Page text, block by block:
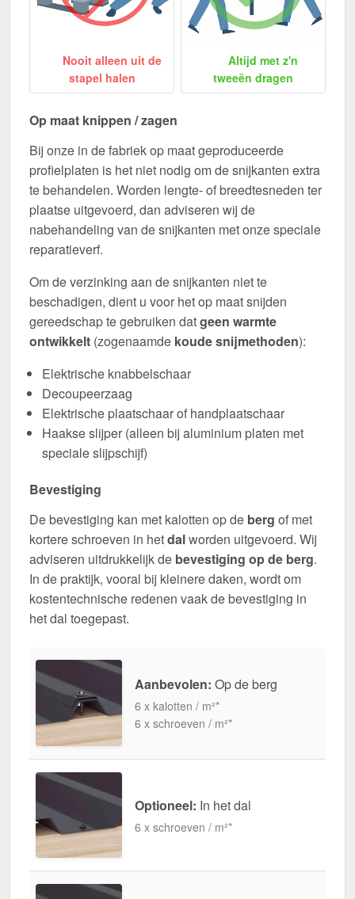
Nooit alleen uit de
stapel halen
Altijd met z'n
tweeën dragen
Op maat knippen / zagen
Bij onze in de fabriek op maat geproduceerde
profielplaten is het niet nodig om de snijkanten extra
te behandelen. Worden lengte- of breedtesneden ter
plaatse uitgevoerd, dan adviseren wij de
nabehandeling van de snijkanten met onze speciale
reparatieverf.
Om de verzinking aan de snijkanten niet te
beschadigen, dient u voor het op maat snijden
gereedschap te gebruiken datgeen warmte
ontwikkelt (zogenaamde koude snijmethoden):
Elektrische knabbelschaar
Decoupeerzaag
Elektrische plaatschaar of handplaatschaar
Haakse slijper (alleen bij aluminium platen met
speciale slijpschijf)
Bevestiging
De bevestiging kan met kalotten op de berg of met
kortere schroeven in hetdalworden uitgevoerd. Wij
adviseren uitdrukkelijk de bevestiging op de berg.
In de praktijk, vooral bij kleinere daken, wordt om
kostentechnische redenen vaak de bevestiging in
het dal toegepast.
Aanbevolen: Op de berg
6 x kalotten / m²*
6 x schroeven / m²*
Optioneel: In het dal
6 x schroeven / m²*